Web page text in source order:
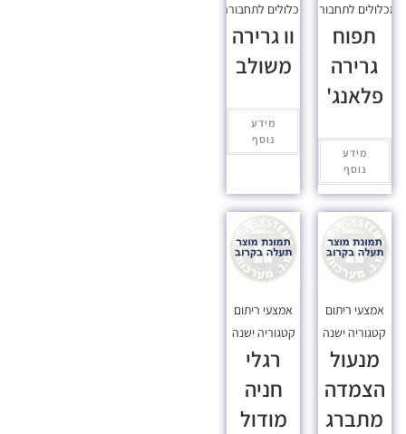
מכלולים לתחבורה
תפוח
גרירה
פלאנג'
מידע
נוסף
מכלולים לתחבורה
וו גרירה
משולב
מידע
נוסף
אמצעי ריתום
קטגוריה ישנה
מנעול
הצמדה
מתברג
אמצעי ריתום
קטגוריה ישנה
רגלי
חניה
מודול